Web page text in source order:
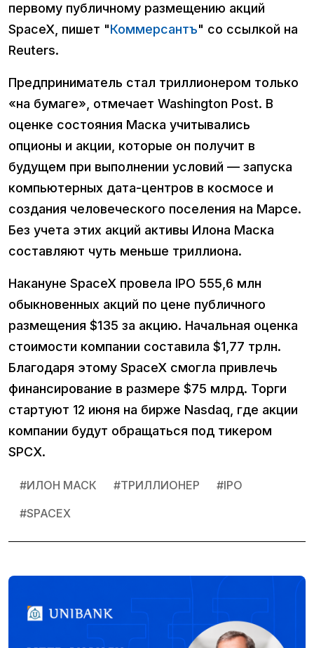
первому публичному размещению акций
SpaceX, пишет "Коммерсантъ" со ссылкой на
Reuters.
Предприниматель стал триллионером только
«на бумаге», отмечает Washington Post. В
оценке состояния Маска учитывались
опционы и акции, которые он получит в
будущем при выполнении условий — запуска
компьютерных дата-центров в космосе и
создания человеческого поселения на Марсе.
Без учета этих акций активы Илона Маска
составляют чуть меньше триллиона.
Накануне SpaceX провела IPO 555,6 млн
обыкновенных акций по цене публичного
размещения $135 за акцию. Начальная оценка
стоимости компании составила $1,77 трлн.
Благодаря этому SpaceX смогла привлечь
финансирование в размере $75 млрд. Торги
стартуют 12 июня на бирже Nasdaq, где акции
компании будут обращаться под тикером
SPCX.
#ИЛОН МАСК #ТРИЛЛИОНЕР #IPO
#SPACEX